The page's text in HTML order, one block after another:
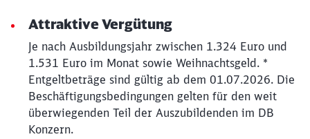
Attraktive Vergütung
Je nach Ausbildungsjahr zwischen 1.324 Euro und
1.531 Euro im Monat sowie Weihnachtsgeld. *
Entgeltbeträge sind gültig ab dem 01.07.2026. Die
Beschäftigungsbedingungen gelten für den weit
überwiegenden Teil der Auszubildenden im DB
Konzern.